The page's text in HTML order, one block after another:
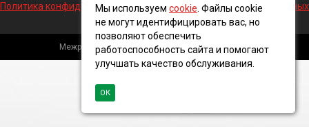
Политика конфиденциальности и обработки персональных данных
Межрегиональная кабельная компания, 2016 ©
Мы используем cookie . Файлы cookie
не могут идентифицировать вас, но
позволяют обеспечить
работоспособность сайта и помогают
улучшать качество обслуживания.
ОК